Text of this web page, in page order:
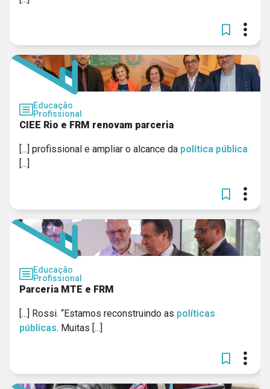
Educação
Profissional
CIEE Rio e FRM renovam parceria
[...] profissional e ampliar o alcance da política pública
[...]
Educação
Profissional
Parceria MTE e FRM
[...] Rossi. “Estamos reconstruindo as políticas
públicas. Muitas [...]